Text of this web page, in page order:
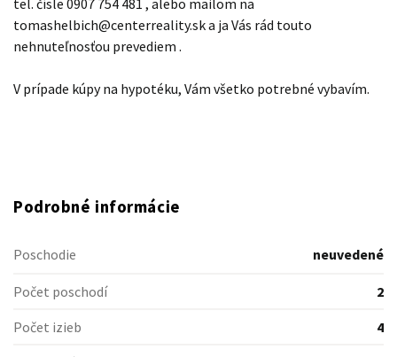
tel. čísle 0907 754 481 , alebo mailom na
tomashelbich@centerreality.sk a ja Vás rád touto
nehnuteľnosťou prevediem .
V prípade kúpy na hypotéku, Vám všetko potrebné vybavím.
Podrobné informácie
Poschodie neuvedené
Počet poschodí
2
Počet izieb
4